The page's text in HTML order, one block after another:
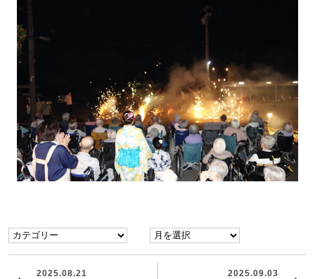
2025.08.21 2025.09.03